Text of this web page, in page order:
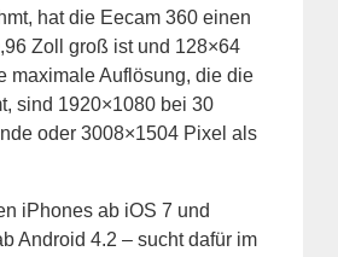
hat die Eecam 360 einen
Zoll groß ist und 128×64
maximale Auflösung, die die
sind 1920×1080 bei 30
oder 3008×1504 Pixel als
iPhones ab iOS 7 und
Android 4.2 – sucht dafür im